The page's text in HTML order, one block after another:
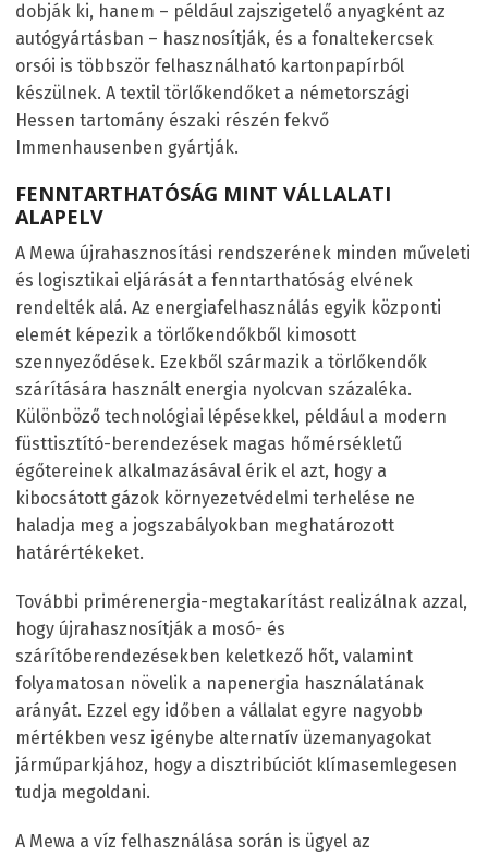
dobják ki, hanem – például zajszigetelő anyagként az
autógyártásban – hasznosítják, és a fonaltekercsek
orsói is többször felhasználható kartonpapírból
készülnek. A textil törlőkendőket a németországi
Hessen tartomány északi részén fekvő
Immenhausenben gyártják.
FENNTARTHATÓSÁG MINT VÁLLALATI
ALAPELV
A Mewa újrahasznosítási rendszerének minden műveleti
és logisztikai eljárását a fenntarthatóság elvének
rendelték alá. Az energiafelhasználás egyik központi
elemét képezik a törlőkendőkből kimosott
szennyeződések. Ezekből származik a törlőkendők
szárítására használt energia nyolcvan százaléka.
Különböző technológiai lépésekkel, például a modern
füsttisztító-berendezések magas hőmérsékletű
égőtereinek alkalmazásával érik el azt, hogy a
kibocsátott gázok környezetvédelmi terhelése ne
haladja meg a jogszabályokban meghatározott
határértékeket.
További primérenergia-megtakarítást realizálnak azzal,
hogy újrahasznosítják a mosó- és
szárítóberendezésekben keletkező hőt, valamint
folyamatosan növelik a napenergia használatának
arányát. Ezzel egy időben a vállalat egyre nagyobb
mértékben vesz igénybe alternatív üzemanyagokat
járműparkjához, hogy a disztribúciót klímasemlegesen
tudja megoldani.
A Mewa a víz felhasználása során is ügyel az